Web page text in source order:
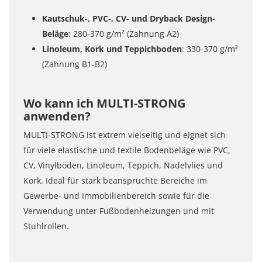
Kautschuk-, PVC-, CV- und Dryback Design-
Beläge: 280-370 g/m² (Zahnung A2)
Linoleum, Kork und Teppichboden: 330-370 g/m²
(Zahnung B1-B2)
Wo kann ich MULTI-STRONG
anwenden?
MULTI-STRONG ist extrem vielseitig und eignet sich
für viele elastische und textile Bodenbeläge wie PVC,
CV, Vinylböden, Linoleum, Teppich, Nadelvlies und
Kork. Ideal für stark beanspruchte Bereiche im
Gewerbe- und Immobilienbereich sowie für die
Verwendung unter Fußbodenheizungen und mit
Stuhlrollen.